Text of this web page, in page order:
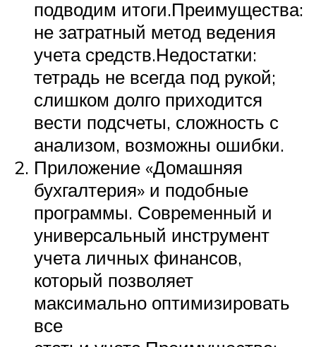
подводим итоги.Преимущества:
не затратный метод ведения
учета средств.Недостатки:
тетрадь не всегда под рукой;
слишком долго приходится
вести подсчеты, сложность с
анализом, возможны ошибки.
Приложение «Домашняя
бухгалтерия» и подобные
программы. Современный и
универсальный инструмент
учета личных финансов,
который позволяет
максимально оптимизировать
все